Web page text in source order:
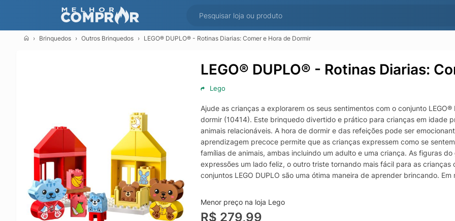
Brinquedos Outros Brinquedos LEGO® DUPLO® - Rotinas Diarias: Comer e Hora de Dormir
LEGO® DUPLO® - Rotinas Diarias:
Lego
Ajude as crianças a explorarem os seus sentimentos com o conjunto
dormir (10414). Este brinquedo divertido e prático para crianças em idade
animais relacionáveis. A hora de dormir e das refeições pode ser
aprendizagem precoce permite que as crianças expressem como se
famílias de animais, ambas incluindo um adulto e uma criança. As figuras
expressões um lado feliz, o outro triste tornando mais fácil para as
conjuntos LEGO DUPLO são uma ótima maneira de aprender brincando.
usar as figuras de brinquedo para explicar às crianças a importância das
enquanto montam os tijolos coloridos para construir os 2 brinquedos da
construção. Brinquedo pré-escolar para aprendizagem social e emocional
Menor preço na loja Lego
R$ 279,99